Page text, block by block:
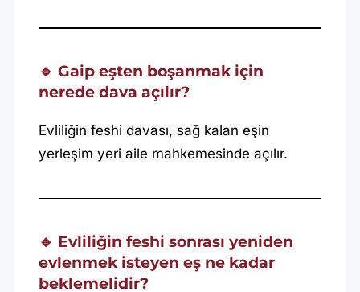
🔹 Gaip eşten boşanmak için
nerede dava açılır?
Evliliğin feshi davası, sağ kalan eşin
yerleşim yeri aile mahkemesinde açılır.
🔹 Evliliğin feshi sonrası yeniden
evlenmek isteyen eş ne kadar
beklemelidir?